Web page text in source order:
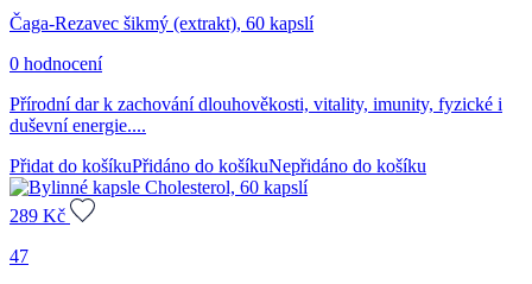
Čaga-Rezavec šikmý (extrakt), 60 kapslí
0 hodnocení
Přírodní dar k zachování dlouhověkosti, vitality, imunity, fyzické i
duševní energie....
Přidat do košíkuPřidáno do košíkuNepřidáno do košíku
289 Kč
47